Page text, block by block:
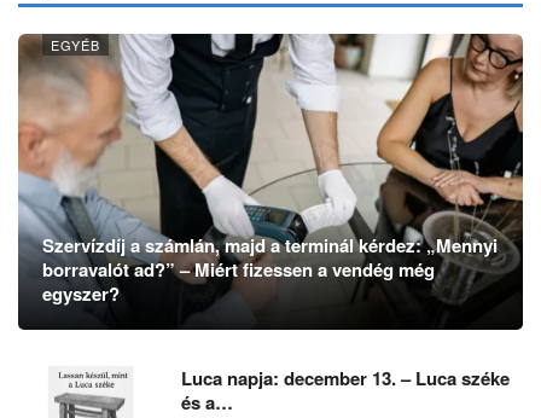
EGYÉB
Szervízdíj a számlán, majd a terminál kérdez: „Mennyi
borravalót ad?” – Miért fizessen a vendég még
egyszer?
Luca napja: december 13. – Luca széke
és a…